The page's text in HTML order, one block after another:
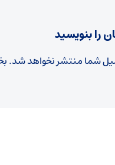
را بنویسید
شما منتشر نخواهد شد.